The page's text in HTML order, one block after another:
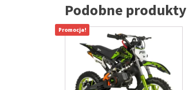
Podobne produkty
Promocja!